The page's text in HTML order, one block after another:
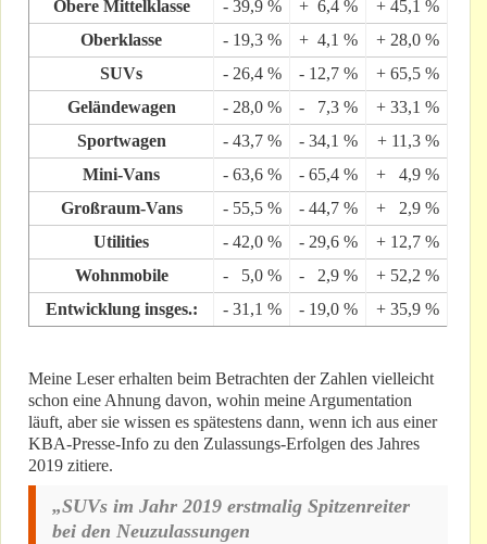
Obere Mittelklasse
- 39,9 % + 6,4 %
+ 45,1 %
Oberklasse
- 19,3 % + 4,1 %
+ 28,0 %
SUVs
- 26,4 % - 12,7 %
+ 65,5 %
Geländewagen
- 28,0 % - 7,3 %
+ 33,1 %
Sportwagen
- 43,7 % - 34,1 %
+ 11,3 %
Mini-Vans
- 63,6 % - 65,4 %
+ 4,9 %
Großraum-Vans
- 55,5 % - 44,7 %
+ 2,9 %
Utilities
- 42,0 % - 29,6 %
+ 12,7 %
Wohnmobile
- 5,0 % - 2,9 %
+ 52,2 %
Entwicklung insges.:
- 31,1 % - 19,0 % + 35,9 %
Meine Leser erhalten beim Betrachten der Zahlen vielleicht
schon eine Ahnung davon, wohin meine Argumentation
läuft, aber sie wissen es spätestens dann, wenn ich aus einer
KBA-Presse-Info zu den Zulassungs-Erfolgen des Jahres
2019 zitiere.
„SUVs im Jahr 2019 erstmalig Spitzenreiter
bei den Neuzulassungen